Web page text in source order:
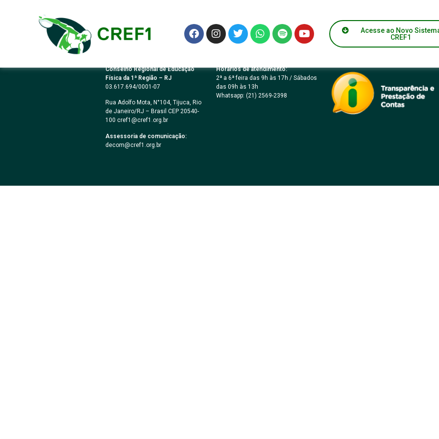
Acesse ao Novo
CREF1
Resolução CREF1 019/2001
Conselho Regional de Educação
Física da 1ª Região – RJ
03.617.694/0001-07
Rua Adolfo Mota, N°104, Tijuca, Rio
de Janeiro/RJ – Brasil CEP 20540-
100 cref1@cref1.org.br
Assessoria de comunicação:
decom@cref1.org.br
Horários de atendimento:
2ª a 6ª feira das 9h às 17h / Sábados
das 09h às 13h
Whatsapp: (21) 2569-2398